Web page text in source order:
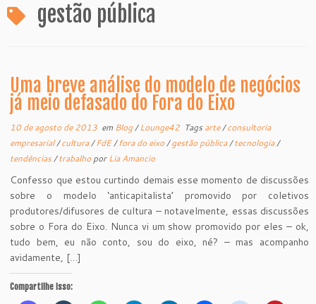
gestão pública
Uma breve análise do modelo de negócios
já meio defasado do Fora do Eixo
10 de agosto de 2013 em Blog/Lounge42 Tags arte/consultoria
empresarial/cultura/FdE/fora do eixo/gestão pública/tecnologia/
tendências/trabalho porLia Amancio
Confesso que estou curtindo demais esse momento de discussões
sobre o modelo ‘anticapitalista’ promovido por coletivos
produtores/difusores de cultura – notavelmente, essas discussões
sobre o Fora do Eixo. Nunca vi um show promovido por eles – ok,
tudo bem, eu não conto, sou do eixo, né? – mas acompanho
avidamente, […]
Compartilhe isso: